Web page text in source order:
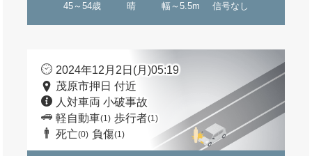
45～54歳 晴 幅～5.5m 信号なし
2024年12月2日(月)05:19
茂原市押日 付近
人対車両 小破事故
軽自動車(1) 歩行者(1)
死亡(0) 負傷(1)